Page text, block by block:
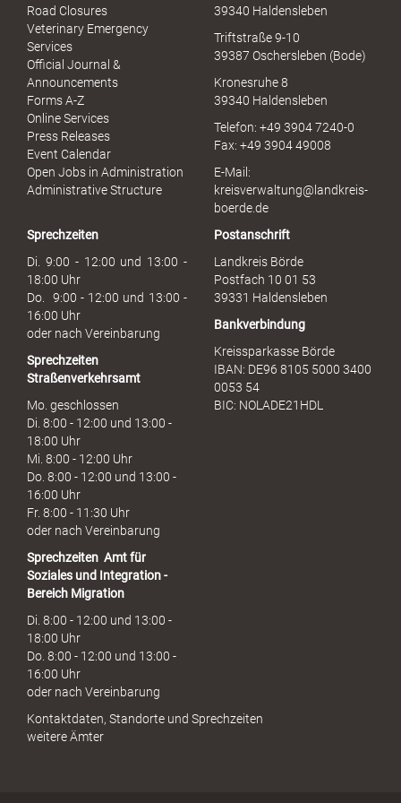
u
h
Road Closures
Veterinary Emergency
Services
Official Journal &
Announcements
Forms A-Z
Online Services
Press Releases
Event Calendar
Open Jobs in Administration
Administrative Structure
39340 Haldensleben
Triftstraße 9-10
39387 Oschersleben (Bode)
Kronesruhe 8
39340 Haldensleben
Telefon: +49 3904 7240-0
Fax: +49 3904 49008
E-Mail:
kreisverwaltung@landkreis-
boerde.de
Sprechzeiten
Di. 9:00 - 12:00 und 13:00 -
18:00 Uhr
Do. 9:00 - 12:00 und 13:00 -
16:00 Uhr
oder nach Vereinbarung
Sprechzeiten
Straßenverkehrsamt
Mo. geschlossen
Di. 8:00 - 12:00 und 13:00 -
18:00 Uhr
Mi. 8:00 - 12:00 Uhr
Do. 8:00 - 12:00 und 13:00 -
16:00 Uhr
Fr. 8:00 - 11:30 Uhr
oder nach Vereinbarung
Sprechzeiten Amt für
Soziales und Integration -
Bereich Migration
Di. 8:00 - 12:00 und 13:00 -
18:00 Uhr
Do. 8:00 - 12:00 und 13:00 -
16:00 Uhr
oder nach Vereinbarung
Postanschrift
Landkreis Börde
Postfach 10 01 53
39331 Haldensleben
Bankverbindung
Kreissparkasse Börde
IBAN: DE96 8105 5000 3400
0053 54
BIC: NOLADE21HDL
Kontaktdaten, Standorte und Sprechzeiten
weitere Ämter